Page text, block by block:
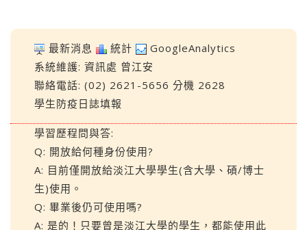
最新消息 統計
GoogleAnalytics
系統維護: 資訊處 曾江安
聯絡電話: (02) 2621-5656 分機 2628
學生防疫日誌填報
學習歷程問與答:
Q: 開放給何種身份使用?
A: 目前僅開放給淡江大學學生(含大學、碩/博士
生)使用。
Q: 畢業後仍可使用嗎?
A: 是的！只要曾是淡江大學的學生，都能使用此